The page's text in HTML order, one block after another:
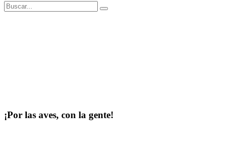
¡Por las aves, con la gente!